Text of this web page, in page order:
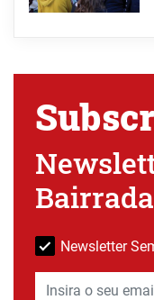
Bairrada
Newsletter